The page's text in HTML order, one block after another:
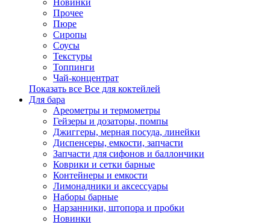
Новинки
Прочее
Пюре
Сиропы
Соусы
Текстуры
Топпинги
Чай-концентрат
Показать все Все для коктейлей
Для бара
Ареометры и термометры
Гейзеры и дозаторы, помпы
Джиггеры, мерная посуда, линейки
Диспенсеры, емкости, запчасти
Запчасти для сифонов и баллончики
Коврики и сетки барные
Контейнеры и емкости
Лимонадники и аксессуары
Наборы барные
Нарзанники, штопора и пробки
Новинки